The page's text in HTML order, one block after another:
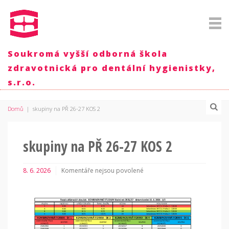
Soukromá vyšší odborná škola
zdravotnická pro dentální hygienistky,
s.r.o.
Domů | skupiny na PŘ 26-27 KOS 2
skupiny na PŘ 26-27 KOS 2
8. 6. 2026
Komentáře nejsou povolené
s
názvem
skupiny
na